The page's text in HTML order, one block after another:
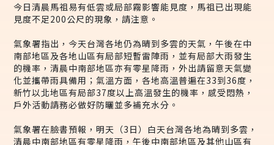
今日清晨馬祖易有低雲或局部霧影響能見度，馬祖已出現能
見度不足200公尺的現象，請注意。
氣象署指出，今天台灣各地仍為晴到多雲的天氣，午後在中
南部地區及各地山區有局部短暫雷陣雨，並有局部大雨發生
的機率，清晨中南部地區亦有零星降雨，外出請留意天氣變
化並攜帶雨具備用；氣溫方面，各地高溫普遍在33到36度，
新竹以北地區有局部37度以上高溫發生的機率，感受悶熱，
戶外活動請務必做好防曬並多補充水分。
氣象署在臉書預報，明天（3日）白天台灣各地為晴到多雲，
清晨中南部地區有零星降雨，午後中南部地區及其他山區有